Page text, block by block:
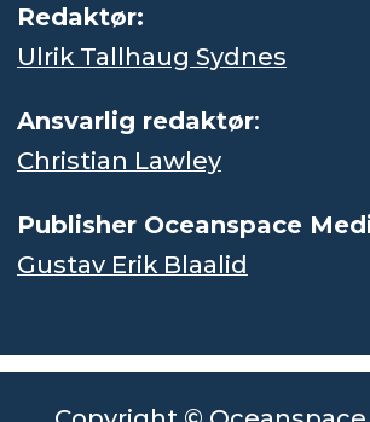
Redaktør:
Ulrik Tallhaug Sydnes
Ansvarlig redaktør:
Christian Lawley
Publisher Oceanspace
Gustav Erik Blaalid